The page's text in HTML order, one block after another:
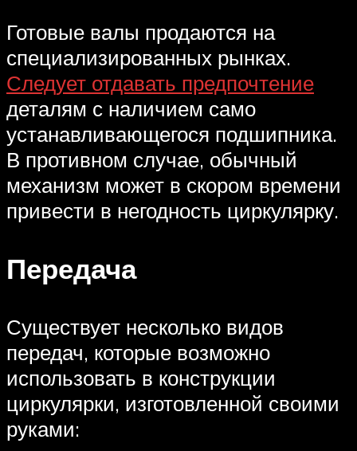
Готовые валы продаются на
специализированных рынках.
Следует отдавать предпочтение
деталям с наличием само
устанавливающегося подшипника.
В противном случае, обычный
механизм может в скором времени
привести в негодность циркулярку.
Передача
Существует несколько видов
передач, которые возможно
использовать в конструкции
циркулярки, изготовленной своими
руками: